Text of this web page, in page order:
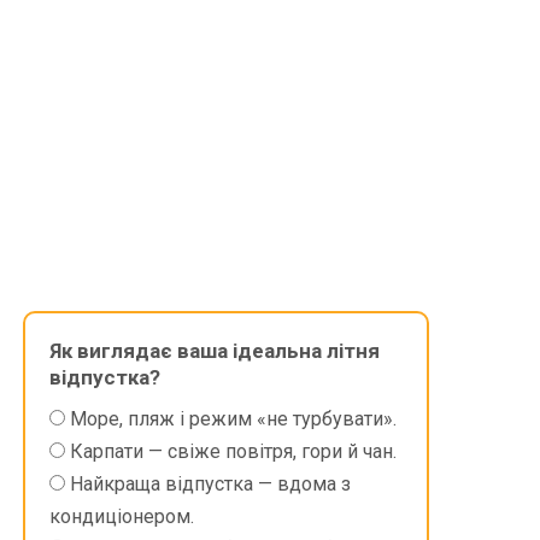
Як виглядає ваша ідеальна літня
відпустка?
Море, пляж і режим «не турбувати».
Карпати — свіже повітря, гори й чан.
Найкраща відпустка — вдома з
кондиціонером.